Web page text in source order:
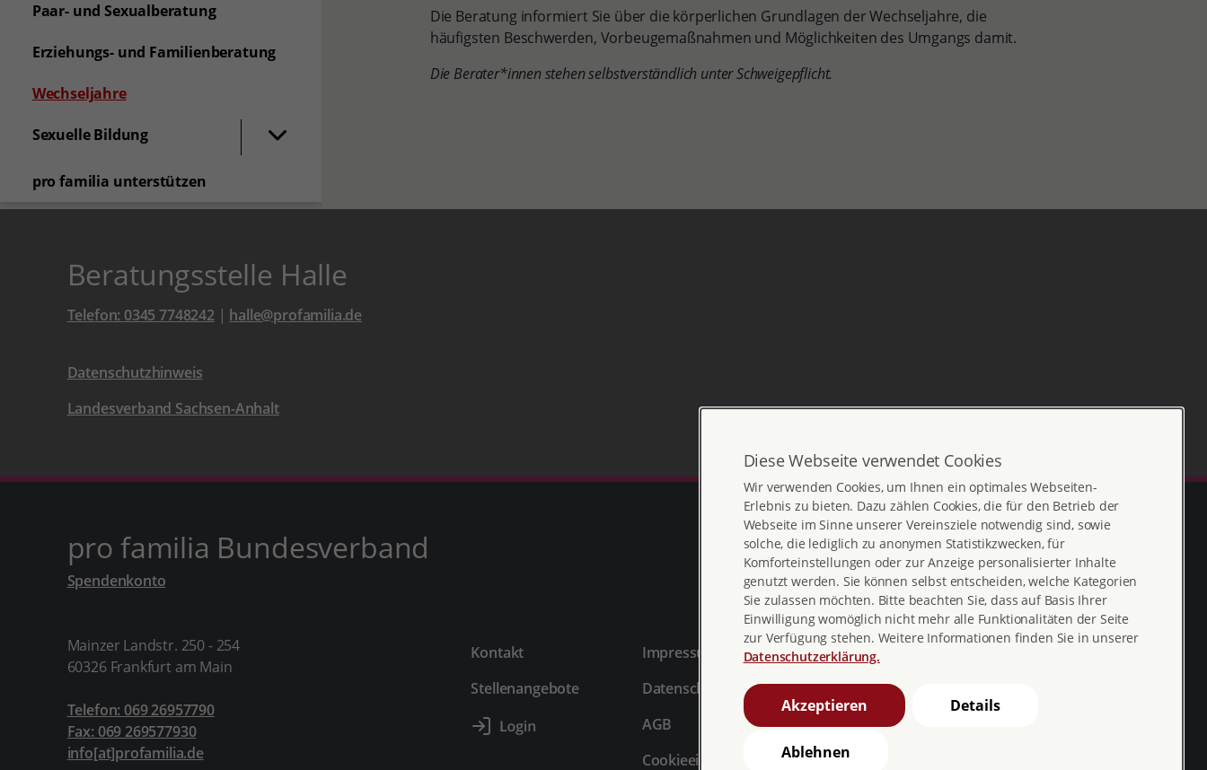
Paar- und Sexualberatung
Erziehungs- und Familienberatung
Wechseljahre(aktuelle Seite)
Sexuelle Bildung
pro familia unterstützen
Die Beratung informiert Sie über die körperlichen Grundlagen der Wechseljahre, die
häufigsten Beschwerden, Vorbeugemaßnahmen und Möglichkeiten des Umgangs damit.
Die Berater*innen stehen selbstverständlich unter Schweigepflicht.
Beratungsstelle Halle
Telefon: 0345 7748242| halle@profamilia.de
Datenschutzhinweis
Landesverband Sachsen-Anhalt
pro familia Bundesverband
Spendenkonto
Mainzer Landstr. 250 - 254
60326 Frankfurt am Main
Telefon: 069 26957790
Fax: 069 269577930
info[at]profamilia.de
Kontakt
Stellenangebote
Impressum
Datenschutz
AGB
Cookieeinstellungen
Erklärung zur
Barriere melden
Diese Webseite verwendet Cookies
Wir verwenden Cookies, um Ihnen ein optimales Webseiten-
Erlebnis zu bieten. Dazu zählen Cookies, die für den Betrieb der
Webseite im Sinne unserer Vereinsziele notwendig sind, sowie
solche, die lediglich zu anonymen Statistikzwecken, für
Komforteinstellungen oder zur Anzeige personalisierter Inhalte
genutzt werden. Sie können selbst entscheiden, welche Kategorien
Sie zulassen möchten. Bitte beachten Sie, dass auf Basis Ihrer
Einwilligung womöglich nicht mehr alle Funktionalitäten der Seite
zur Verfügung stehen. Weitere Informationen finden Sie in unserer
Datenschutzerklärung.
Akzeptieren Details
Ablehnen